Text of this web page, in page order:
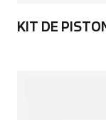
KIT DE